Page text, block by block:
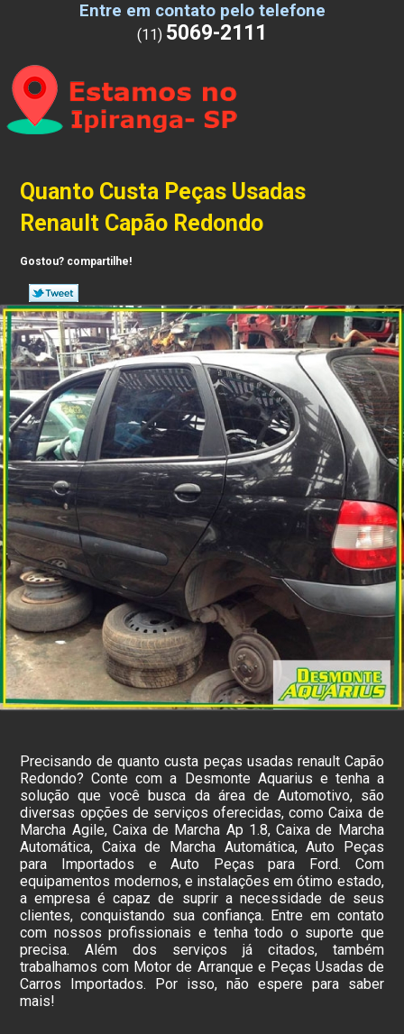
Entre em contato pelo telefone
(11) 5069-2111
Quanto Custa Peças Usadas
Renault Capão Redondo
Gostou? compartilhe!
Precisando de quanto custa peças usadas renault Capão
Redondo? Conte com a Desmonte Aquarius e tenha a
solução que você busca da área de Automotivo, são
diversas opções de serviços oferecidas, como Caixa de
Marcha Agile, Caixa de Marcha Ap 1.8, Caixa de Marcha
Automática, Caixa de Marcha Automática, Auto Peças
para Importados e Auto Peças para Ford. Com
equipamentos modernos, e instalações em ótimo estado,
a empresa é capaz de suprir a necessidade de seus
clientes, conquistando sua confiança. Entre em contato
com nossos profissionais e tenha todo o suporte que
precisa. Além dos serviços já citados, também
trabalhamos com Motor de Arranque e Peças Usadas de
Carros Importados. Por isso, não espere para saber
mais!